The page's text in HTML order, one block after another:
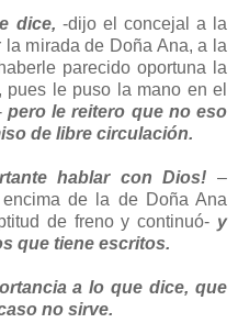
dice, -dijo el concejal a la
mirada de Doña Ana, a la
parecido oportuna la
pues le puso la mano en el
pero le reitero que no eso
de libre circulación.
hablar con Dios! –
de la de Doña Ana
de freno y continuó- y
que tiene escritos.
a lo que dice, que
no sirve.